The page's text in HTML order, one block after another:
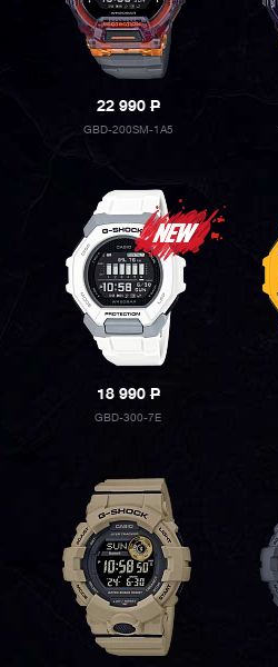
22 990P
GBD-200SM-1A5
18 990P
GBD-300-7E